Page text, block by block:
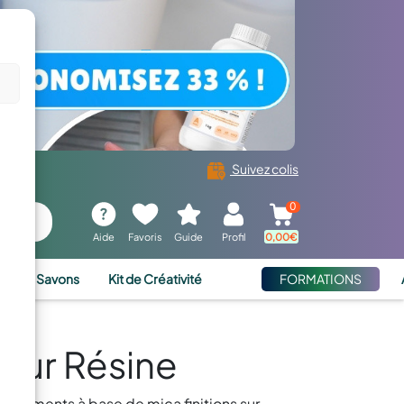
Suivez colis
Aide Favoris Guide Profil
0
0,00€
et Savons Kit de Créativité FORMATIONS
Résine